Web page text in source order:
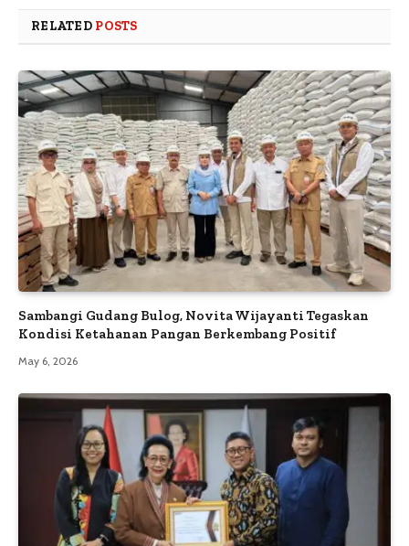
RELATED POSTS
Sambangi Gudang Bulog, Novita Wijayanti Tegaskan
Kondisi Ketahanan Pangan Berkembang Positif
May 6, 2026